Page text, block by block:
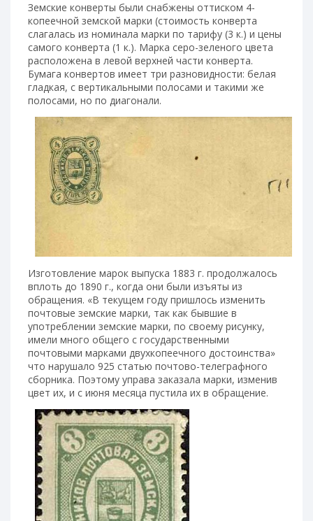
Земские конверты были снабжены оттиском 4-
копеечной земской марки (стоимость конверта
слагалась из номинала марки по тарифу (3 к.) и цены
самого конверта (1 к.). Марка серо-зеленого цвета
расположена в левой верхней части конверта.
Бумага конвертов имеет три разновидности: белая
гладкая, с вертикальными полосами и такими же
полосами, но по диагонали.
Изготовление марок выпуска 1883 г. продолжалось
вплоть до 1890 г., когда они были изъяты из
обращения. «В текущем году пришлось изменить
почтовые земские марки, так как бывшие в
употреблении земские марки, по своему рисунку,
имели много общего с государственными
почтовыми марками двухкопеечного достоинства»
что нарушало 925 статью почтово-телеграфного
сборника. Поэтому управа заказала марки, изменив
цвет их, и с июня месяца пустила их в обращение.